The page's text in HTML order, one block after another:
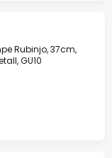
Rubinjo, 37cm,
GU10